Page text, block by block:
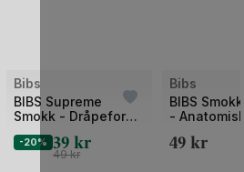
Bilde
av
2
Bibs
BIBS Supreme
Smokk - Dråpeform,
-20% 39kr
49kr
Bilde
av
2
Bibs
BIBS
-
49 kr